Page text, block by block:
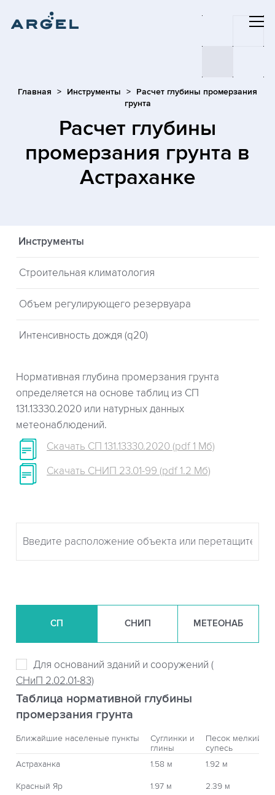
Главная Инструменты
Расчет глубины промерзания
грунта
Расчет глубины
промерзания грунта в
Астраханке
Инструменты
Строительная климатология
Объем регулирующего резервуара
Интенсивность дождя (q20)
Нормативная глубина промерзания грунта
определяется на основе таблиц из СП
131.13330.2020 или натурных данных
метеонаблюдений.
Скачать СП 131.13330.2020 (pdf 1 Мб)
Скачать СНИП 23.01-99 (pdf 1.2 Мб)
СП СНИП МЕТЕОНАБ
Для оснований зданий и сооружений (
СНиП 2.02.01-83)
Таблица нормативной глубины
промерзания грунта
Ближайшие населеные пункты
Суглинки и
глины
Песок мелкий,
супесь
Астраханка
1.58 м 1.92 м
Красный Яр 1.97 м 2.39 м